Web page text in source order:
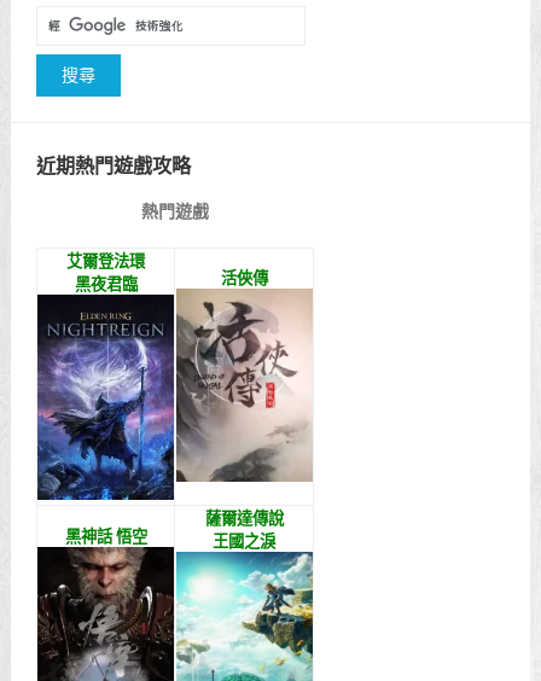
近期熱門遊戲攻略
熱門遊戲
艾爾登法環
黑夜君臨
活俠傳
黑神話 悟空
薩爾達傳說
王國之淚